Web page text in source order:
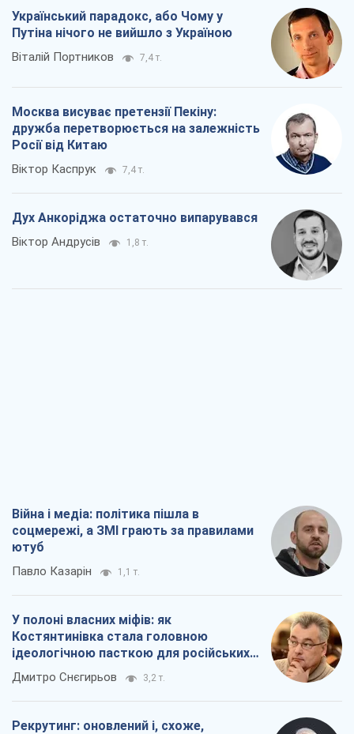
Український парадокс, або Чому у
Путіна нічого не вийшло з Україною
Віталій Портников 7,4 т.
Москва висуває претензії Пекіну:
дружба перетворюється на залежність
Росії від Китаю
Віктор Каспрук 7,4 т.
Дух Анкоріджа остаточно випарувався
Віктор Андрусів 1,8 т.
Війна і медіа: політика пішла в
соцмережі, а ЗМІ грають за правилами
ютуб
Павло Казарін 1,1 т.
У полоні власних міфів: як
Костянтинівка стала головною
ідеологічною пасткою для російських
окупантів
Дмитро Снєгирьов 3,2 т.
Рекрутинг: оновлений і, схоже,